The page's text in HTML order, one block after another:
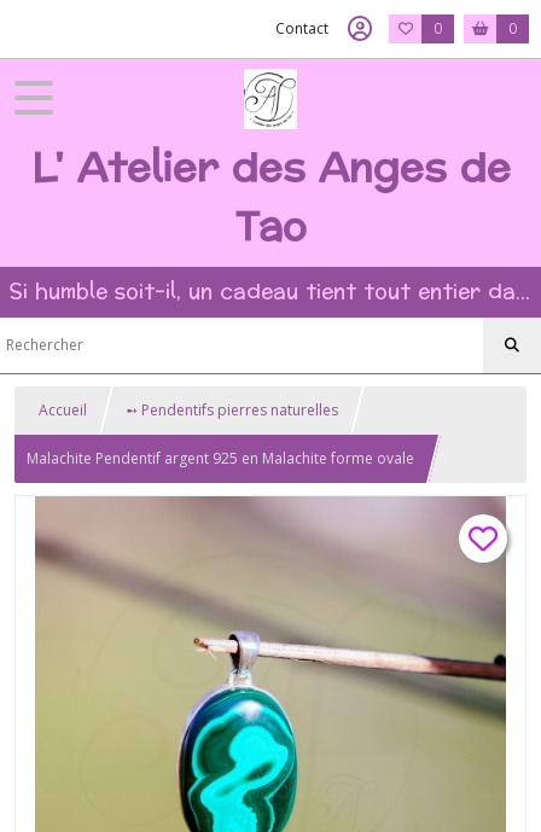
Contact 0 0
L' Atelier des Anges de
Tao
Si humble soit-il, un cadeau tient tout entier dans l'intention et la beauté du geste ?
Accueil ➻ Pendentifs pierres naturelles
Malachite Pendentif argent 925 en Malachite forme ovale